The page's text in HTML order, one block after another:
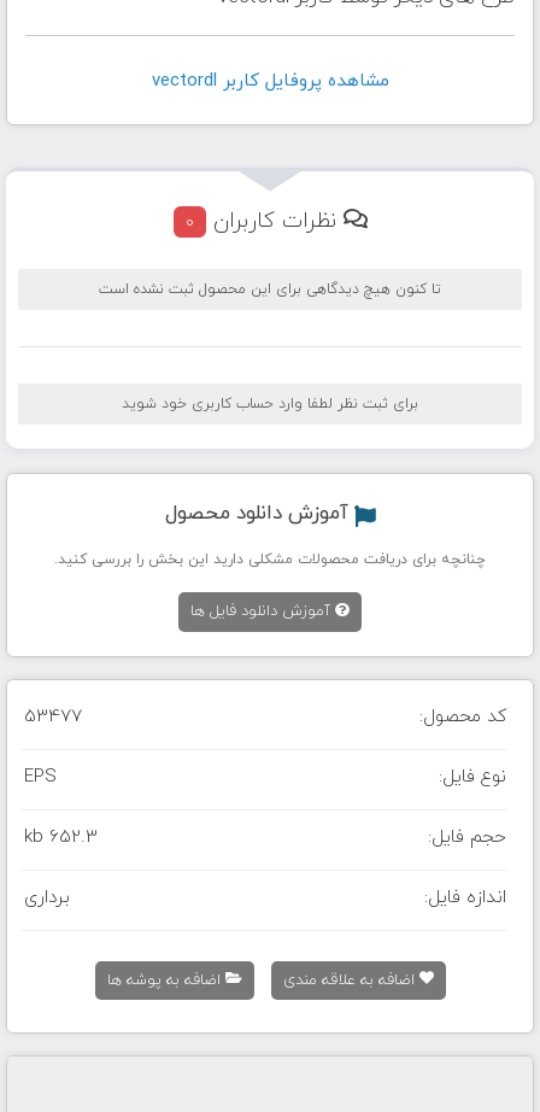
مشاهده پروفايل کاربر vectordl
نظرات کاربران 0
تا کنون هیچ دیدگاهی برای این محصول ثبت نشده است
برای ثبت نظر لطفا وارد حساب کاربری خود شوید
آموزش دانلود محصول
چنانچه برای دریافت محصولات مشکلی دارید این بخش را بررسی کنید.
آموزش دانلود فایل ها
کد محصول: 53477
نوع فایل: EPS
حجم فایل: 652.3 kb
اندازه فایل: برداری
اضافه به علاقه مندی اضافه به پوشه ها